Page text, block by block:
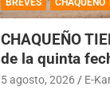
BREVES CHAQUEÑO
CHAQUEÑO
de la quinta
5 agosto, 2026 E-